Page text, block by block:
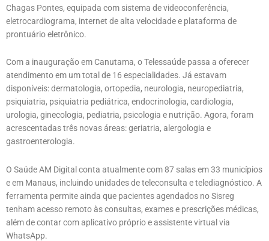
Chagas Pontes, equipada com sistema de videoconferência,
eletrocardiograma, internet de alta velocidade e plataforma de
prontuário eletrônico.
Com a inauguração em Canutama, o Telessaúde passa a oferecer
atendimento em um total de 16 especialidades. Já estavam
disponíveis: dermatologia, ortopedia, neurologia, neuropediatria,
psiquiatria, psiquiatria pediátrica, endocrinologia, cardiologia,
urologia, ginecologia, pediatria, psicologia e nutrição. Agora, foram
acrescentadas três novas áreas: geriatria, alergologia e
gastroenterologia.
O Saúde AM Digital conta atualmente com 87 salas em 33 municípios
e em Manaus, incluindo unidades de teleconsulta e telediagnóstico. A
ferramenta permite ainda que pacientes agendados no Sisreg
tenham acesso remoto às consultas, exames e prescrições médicas,
além de contar com aplicativo próprio e assistente virtual via
WhatsApp.